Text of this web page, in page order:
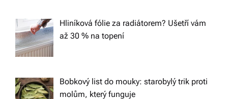
v
i
g
Hliníková fólie za radiátorem? Ušetří vám
až 30 % na topení
Bobkový list do mouky: starobylý trik proti
molům, který funguje